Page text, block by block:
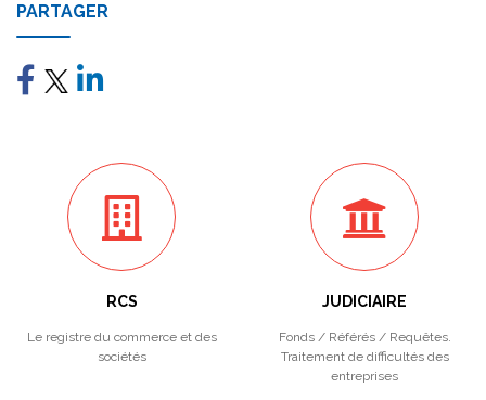
PARTAGER
RCS
Le registre du commerce et des
sociétés
JUDICIAIRE
Fonds / Référés / Requêtes.
Traitement de difficultés des
entreprises